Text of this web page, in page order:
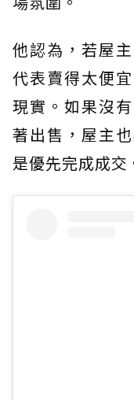
他認為，若屋
代表賣得太便
現實。如果沒
著出售，屋主
是優先完成成交